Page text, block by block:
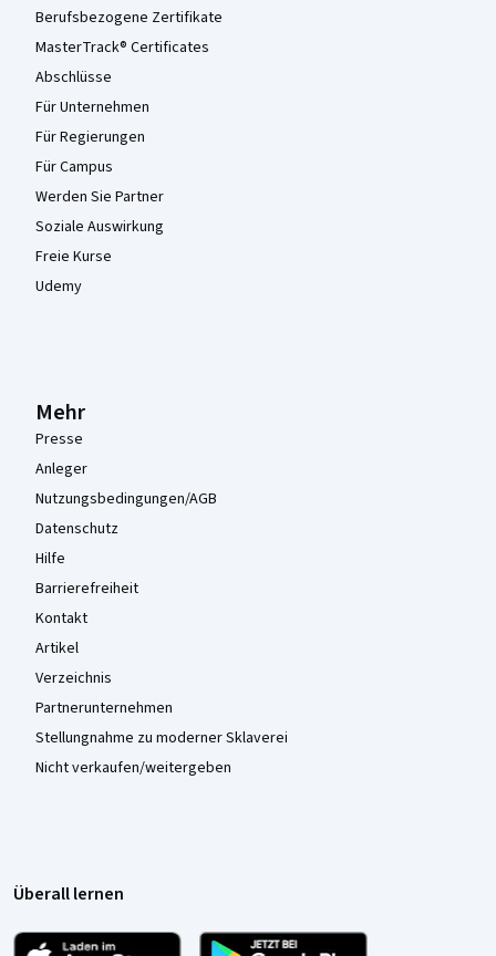
Berufsbezogene Zertifikate
MasterTrack® Certificates
Abschlüsse
Für Unternehmen
Für Regierungen
Für Campus
Werden Sie Partner
Soziale Auswirkung
Freie Kurse
Udemy
Mehr
Presse
Anleger
Nutzungsbedingungen/AGB
Datenschutz
Hilfe
Barrierefreiheit
Kontakt
Artikel
Verzeichnis
Partnerunternehmen
Stellungnahme zu moderner Sklaverei
Nicht verkaufen/weitergeben
Überall lernen